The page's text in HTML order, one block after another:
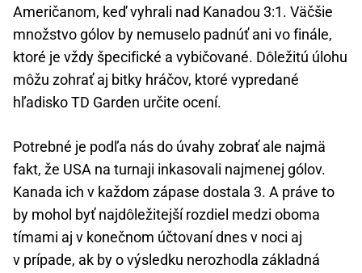
Američanom, keď vyhrali nad Kanadou 3:1. Väčšie
množstvo gólov by nemuselo padnúť ani vo finále,
ktoré je vždy špecifické a vybičované. Dôležitú úlohu
môžu zohrať aj bitky hráčov, ktoré vypredané
hľadisko TD Garden určite ocení.
Potrebné je podľa nás do úvahy zobrať ale najmä
fakt, že USA na turnaji inkasovali najmenej gólov.
Kanada ich v každom zápase dostala 3. A práve to
by mohol byť najdôležitejší rozdiel medzi oboma
tímami aj v konečnom účtovaní dnes v noci aj
v prípade, ak by o výsledku nerozhodla základná